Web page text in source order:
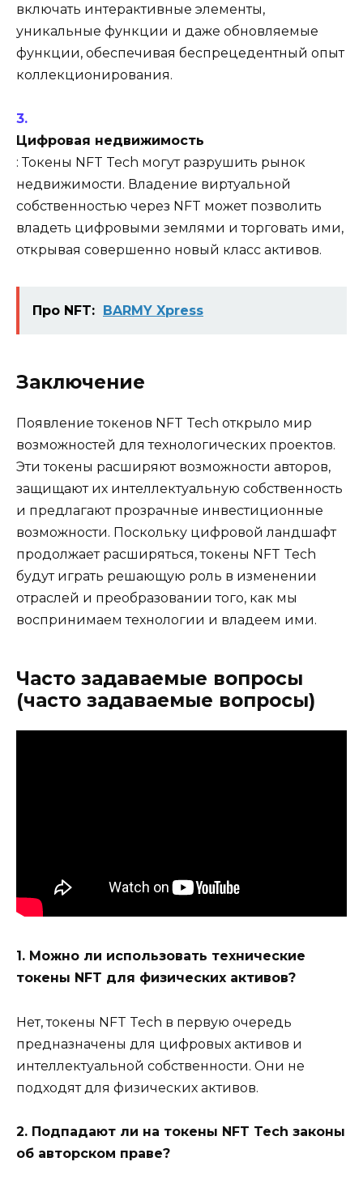
включать интерактивные элементы,
уникальные функции и даже обновляемые
функции, обеспечивая беспрецедентный опыт
коллекционирования.
Цифровая недвижимость
: Токены NFT Tech могут разрушить рынок
недвижимости. Владение виртуальной
собственностью через NFT может позволить
владеть цифровыми землями и торговать ими,
открывая совершенно новый класс активов.
Про NFT: BARMY Xpress
Заключение
Появление токенов NFT Tech открыло мир
возможностей для технологических проектов.
Эти токены расширяют возможности авторов,
защищают их интеллектуальную собственность
и предлагают прозрачные инвестиционные
возможности. Поскольку цифровой ландшафт
продолжает расширяться, токены NFT Tech
будут играть решающую роль в изменении
отраслей и преобразовании того, как мы
воспринимаем технологии и владеем ими.
Часто задаваемые вопросы
(часто задаваемые вопросы)
1. Можно ли использовать технические
токены NFT для физических активов?
Нет, токены NFT Tech в первую очередь
предназначены для цифровых активов и
интеллектуальной собственности. Они не
подходят для физических активов.
2. Подпадают ли на токены NFT Tech законы
об авторском праве?